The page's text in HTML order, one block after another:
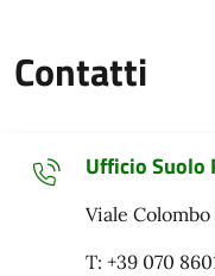
Contatti
Ufficio Suolo
Viale Colombo
T: +39 070